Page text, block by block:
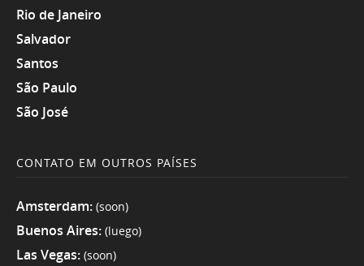
Rio de Janeiro
Salvador
Santos
São Paulo
São José
CONTATO EM OUTROS PAÍSES
Amsterdam: (soon)
Buenos Aires: (luego)
Las Vegas: (soon)